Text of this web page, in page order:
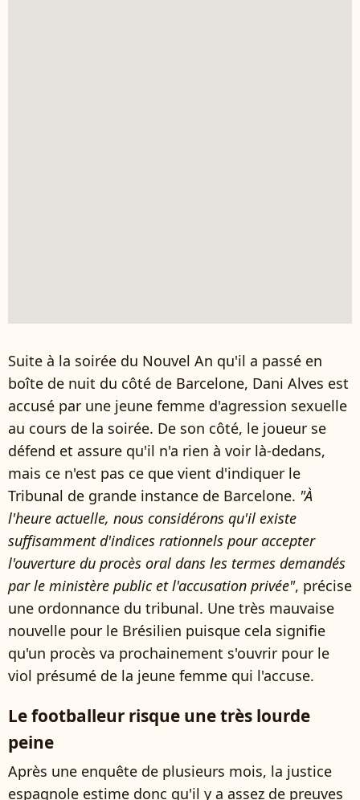
Suite à la soirée du Nouvel An qu'il a passé en
boîte de nuit du côté de Barcelone, Dani Alves est
accusé par une jeune femme d'agression sexuelle
au cours de la soirée. De son côté, le joueur se
défend et assure qu'il n'a rien à voir là-dedans,
mais ce n'est pas ce que vient d'indiquer le
Tribunal de grande instance de Barcelone. "À
l'heure actuelle, nous considérons qu'il existe
suffisamment d'indices rationnels pour accepter
l'ouverture du procès oral dans les termes demandés
par le ministère public et l'accusation privée", précise
une ordonnance du tribunal. Une très mauvaise
nouvelle pour le Brésilien puisque cela signifie
qu'un procès va prochainement s'ouvrir pour le
viol présumé de la jeune femme qui l'accuse.
Le footballeur risque une très lourde
peine
Après une enquête de plusieurs mois, la justice
espagnole estime donc qu'il y a assez de preuves